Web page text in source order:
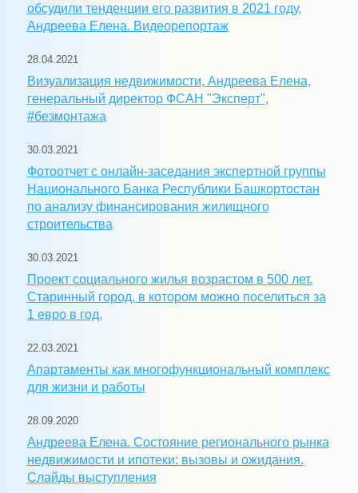
обсудили тенденции его развития в 2021 году,
Андреева Елена. Видеорепортаж
28.04.2021
Визуализация недвижимости, Андреева Елена,
генеральный директор ФСАН "Эксперт",
#безмонтажа
30.03.2021
Фотоотчет с онлайн-заседания экспертной группы
Национального Банка Республики Башкортостан
по анализу финансирования жилищного
строительства
30.03.2021
Проект социального жилья возрастом в 500 лет.
Старинный город, в котором можно поселиться за
1 евро в год.
22.03.2021
Апартаменты как многофункциональный комплекс
для жизни и работы
28.09.2020
Андреева Елена. Состояние регионального рынка
недвижимости и ипотеки: вызовы и ожидания.
Слайды выступления